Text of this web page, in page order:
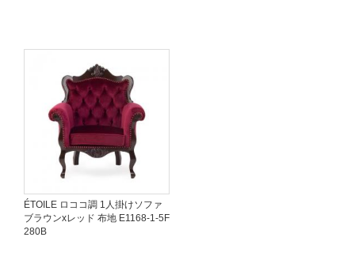
ÉTOILE ロココ調 1人掛けソファ
ブラウンxレッド 布地 E1168-1-5F
280B